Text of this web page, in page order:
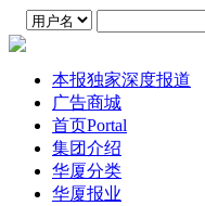
本报独家深度报道
广告商城
首页Portal
集团介绍
华厦分类
华厦报业